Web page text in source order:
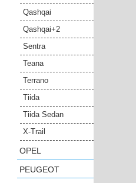
Qashqai
Qashqai+2
Sentra
Teana
Terrano
Tiida
Tiida Sedan
X-Trail
OPEL
PEUGEOT